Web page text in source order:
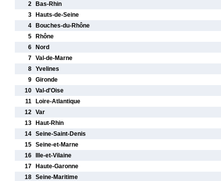
2
Bas-Rhin
3
Hauts-de-Seine
4
Bouches-du-Rhône
5
Rhône
6
Nord
7 Val-de-Marne
8 Yvelines
9 Gironde
10 Val-d'Oise
11
Loire-Atlantique
12 Var
13
Haut-Rhin
14 Seine-Saint-Denis
15 Seine-et-Marne
16
Ille-et-Vilaine
17
Haute-Garonne
18 Seine-Maritime